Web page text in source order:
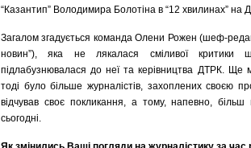
“Казантип” Володимира Болотіна в “12 хвилинах”
Загалом згадується команда Олени Рожен (шеф-
новин”), яка не лякалася сміливої критики
підлабузнювалася до неї та керівництва ДТРК. Ще
тоді було більше журналістів, захоплених своєю
відчував своє покликання, а тому, напевно, більш
сьогодні.